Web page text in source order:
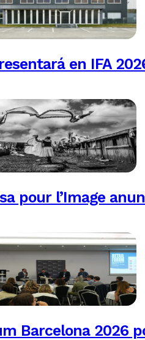
en IFA
pour l’Image
Barcelona 2026